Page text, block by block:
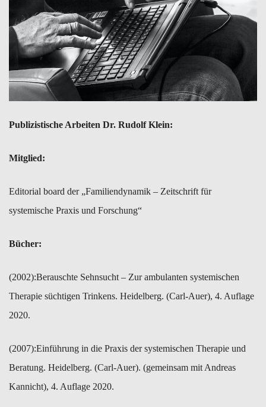
Publizistische Arbeiten Dr. Rudolf Klein:
Mitglied:
Editorial board der „Familiendynamik – Zeitschrift für
systemische Praxis und Forschung“
Bücher:
(2002):Berauschte Sehnsucht – Zur ambulanten systemischen
Therapie süchtigen Trinkens. Heidelberg. (Carl-Auer), 4. Auflage
2020.
(2007):​Einführung in die Praxis der systemischen Therapie und
Beratung. Heidelberg. (Carl-Auer). (gemeinsam mit Andreas
Kannicht), 4. Auflage 2020.